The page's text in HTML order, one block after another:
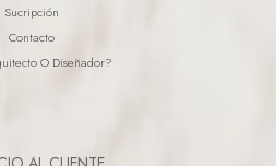
Sucripción
Contacto
O Diseñador?